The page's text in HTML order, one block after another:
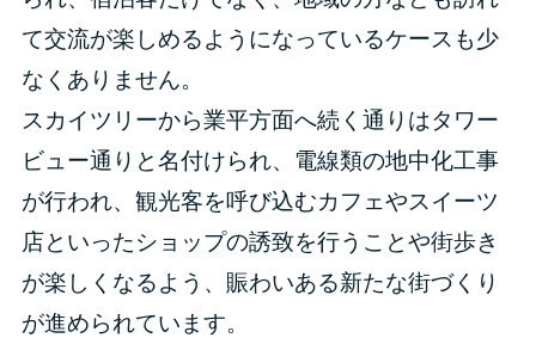
て交流が楽しめるようになっているケースも少
なくありません。
スカイツリーから業平方面へ続く通りはタワー
ビュー通りと名付けられ、電線類の地中化工事
が行われ、観光客を呼び込むカフェやスイーツ
店といったショップの誘致を行うことや街歩き
が楽しくなるよう、賑わいある新たな街づくり
が進められています。